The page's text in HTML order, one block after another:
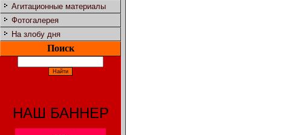
Агитационные материалы
Фотогалерея
На злобу дня
Поиск
НАШ БАННЕР